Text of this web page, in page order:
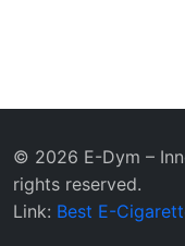
© 2026 E-Dym –
rights reserved.
Link: Best E-